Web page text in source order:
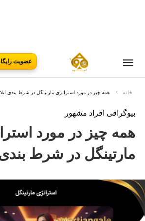
عضویت
خانه همه چیز در مورد استراتژی مارتینگل در شرط بندی
بیوگرافی افراد مشهور
همه چیز در مورد
مارتینگل در شرط بندی